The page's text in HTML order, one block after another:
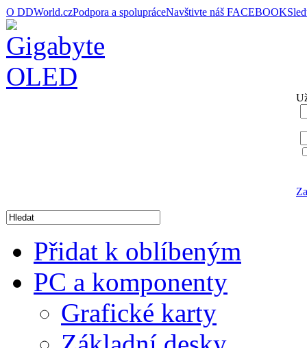
O DDWorld.czPodpora a spolupráceNavštivte náš FACEBOOK
Přidat k oblíbeným
PC a komponenty
Grafické karty